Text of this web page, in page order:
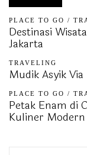
PLACE TO GO /
Destinasi
Jakarta
TRAVELING
Mudik Asyik
PLACE TO GO /
Petak Enam di
Kuliner Modern